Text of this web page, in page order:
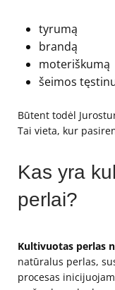
tyrumą
brandą
moteriškumą
šeimos
Būtent todėl
Tai vieta, kur
Kas yra
perlai?
Kultivuotas perlas
natūralus perlas,
procesas